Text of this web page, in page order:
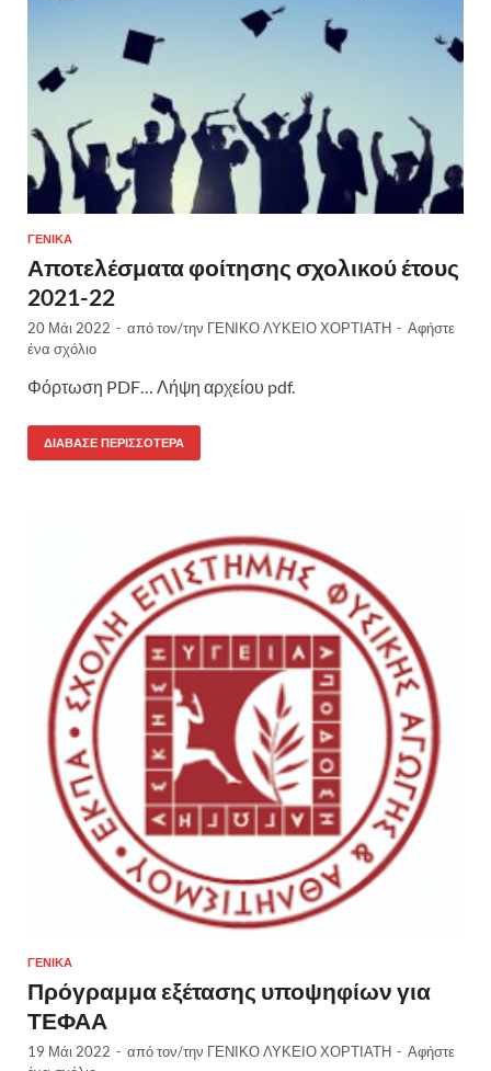
ΓΕΝΙΚΆ
Αποτελέσματα φοίτησης σχολικού έτους
2021-22
20 Μάι 2022 - από τον/την ΓΕΝΙΚΟ ΛΥΚΕΙΟ ΧΟΡΤΙΑΤΗ - Αφήστε
ένα σχόλιο
Φόρτωση PDF… Λήψη αρχείου pdf.
ΔΙΆΒΑΣΕ ΠΕΡΙΣΣΌΤΕΡΑ
ΓΕΝΙΚΆ
Πρόγραμμα εξέτασης υποψηφίων για
ΤΕΦΑΑ
19 Μάι 2022 - από τον/την ΓΕΝΙΚΟ ΛΥΚΕΙΟ ΧΟΡΤΙΑΤΗ - Αφήστε